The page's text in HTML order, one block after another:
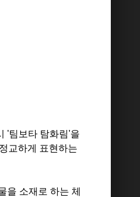
'팀보타 탐화림'을
교하게 표현하는
을 소재로 하는 체